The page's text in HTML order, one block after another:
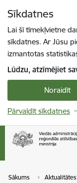
Sīkdatnes
Lai šī tīmekļvietne
sīkdatnes. Ar Jūsu
izmantotas
Lūdzu, atzīmējiet
Noraidīt
Pārvaldīt sīkdatnes
Sākums Aktualitātes